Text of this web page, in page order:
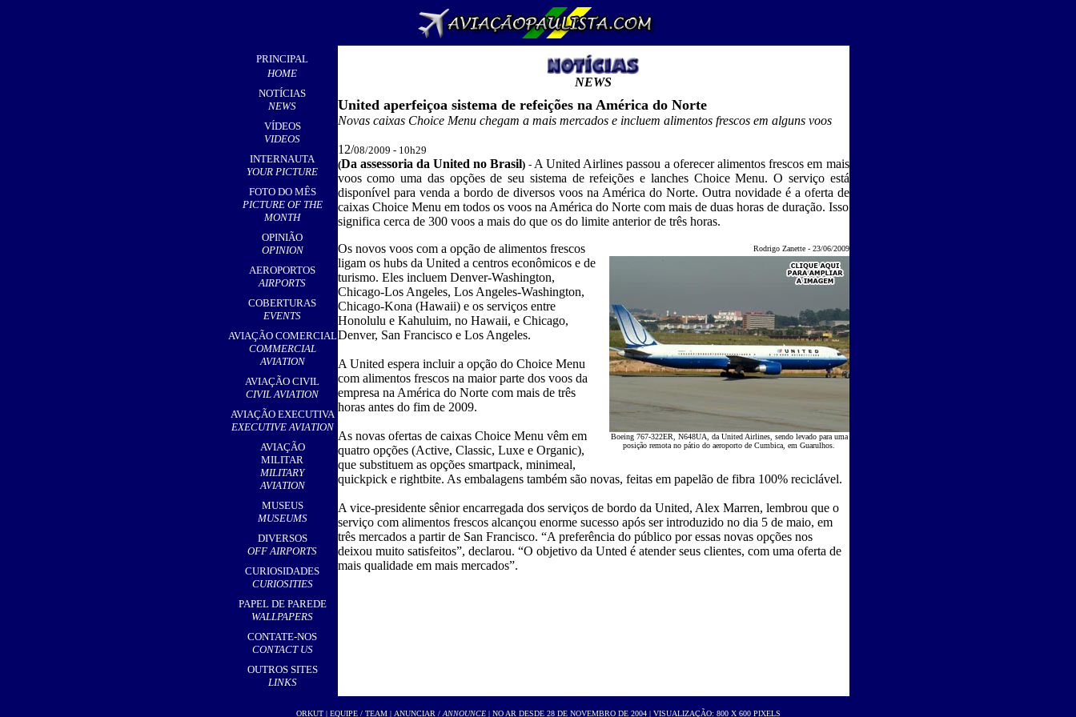
PRINCIPAL
HOME
NOTÍCIAS
NEWS
VÍDEOS
VIDEOS
INTERNAUTA
YOUR PICTURE
FOTO DO MÊS
PICTURE OF THE
MONTH
OPINIÃO
OPINION
AEROPORTOS
AIRPORTS
COBERTURAS
EVENTS
AVIAÇÃO COMERCIAL
COMMERCIAL
AVIATION
AVIAÇÃO CIVIL
CIVIL AVIATION
AVIAÇÃO EXECUTIVA
EXECUTIVE AVIATION
AVIAÇÃO
MILITAR
MILITARY
AVIATION
MUSEUS
MUSEUMS
DIVERSOS
OFF AIRPORTS
CURIOSIDADES
CURIOSITIES
PAPEL DE PAREDE
WALLPAPERS
CONTATE-NOS
CONTACT US
OUTROS SITES
LINKS
NEWS
United aperfeiçoa sistema de refeições na América do Norte
Novas caixas Choice Menu chegam a mais mercados e incluem alimentos frescos em alguns voos
12/08/2009 - 10h29
(Da assessoria da United no Brasil) - A United Airlines passou a oferecer alimentos frescos em mais
voos como uma das opções de seu sistema de refeições e lanches Choice Menu. O serviço está
disponível para venda a bordo de diversos voos na América do Norte. Outra novidade é a oferta de
caixas Choice Menu em todos os voos na América do Norte com mais de duas horas de duração. Isso
significa cerca de 300 voos a mais do que os do limite anterior de três horas.
Rodrigo Zanette - 23/06/2009
Boeing 767-322ER N648UA , da United Airlines, sendo levado para uma
posição remota no pátio do aeroporto de Cumbica, em Guarulhos
Os novos voos com a opção de alimentos frescos
ligam os hubs da United a centros econômicos e de
turismo. Eles incluem Denver-Washington,
Chicago-Los Angeles, Los Angeles-Washington,
Chicago-Kona (Hawaii) e os serviços entre
Honolulu e Kahuluim, no Hawaii, e Chicago,
Denver, San Francisco e Los Angeles.
A United espera incluir a opção do Choice Menu
com alimentos frescos na maior parte dos voos da
empresa na América do Norte com mais de três
horas antes do fim de 2009.
As novas ofertas de caixas Choice Menu vêm em
quatro opções (Active, Classic, Luxe e Organic),
que substituem as opções smartpack, minimeal,
quickpick e rightbite. As embalagens também são novas, feitas em papelão de fibra 100% reciclável.
A vice-presidente sênior encarregada dos serviços de bordo da United, Alex Marren, lembrou que o
serviço com alimentos frescos alcançou enorme sucesso após ser introduzido no dia 5 de maio, em
três mercados a partir de San Francisco. “A preferência do público por essas novas opções nos
deixou muito satisfeitos”, declarou. “O objetivo da Unted é atender seus clientes, com uma oferta de
mais qualidade em mais mercados”.
ORKUT| EQUIPE / TEAM| ANUNCIAR / ANNOUNCE| NO AR DESDE 28 DE NOVEMBRO DE 2004 | VISUALIZAÇÃO: 800 X 600 PIXELS